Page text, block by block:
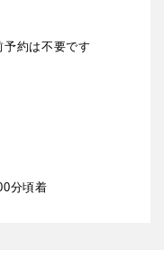
約は不要です
分頃着